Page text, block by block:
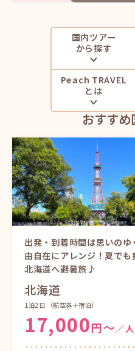
国内ツアー
から探す
Peach TRAVEL
とは
おすす
出発・到着時間は思いのゆ
由自在にアレンジ！夏でも
北海道へ避暑旅♪
北海道
1泊2日 （航空券＋宿泊）
17,000円〜／人